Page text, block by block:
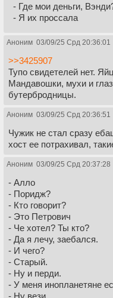
- Где мои деньги,
- Я их проссала
Аноним 03/09/25 Срд 20:36:01
>>3425907
Тупо свидетелей нет.
Мандавошки, мухи и
бутербродницы.
Аноним 03/09/25 Срд 20:36:51
Чужик не стал сразу
хост ее потрахивал,
Аноним 03/09/25 Срд 20:37:28
- Алло
- Поридж?
- Кто говорит?
- Это Петрович
- Че хотел? Ты кто?
- Да я лечу, заебался.
- И чего?
- Старый.
- Ну и перди.
- У меня инопланетяне
- Ну вези.